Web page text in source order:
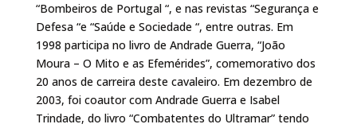
“Bombeiros de Portugal “, e nas revistas “Segurança e
Defesa “e “Saúde e Sociedade “, entre outras. Em
1998 participa no livro de Andrade Guerra, “João
Moura – O Mito e as Efemérides”, comemorativo dos
20 anos de carreira deste cavaleiro. Em dezembro de
2003, foi coautor com Andrade Guerra e Isabel
Trindade, do livro “Combatentes do Ultramar” tendo